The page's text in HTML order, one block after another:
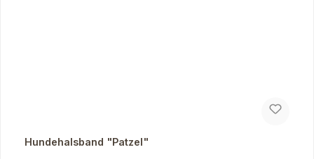
Hundehalsband "Patzel"